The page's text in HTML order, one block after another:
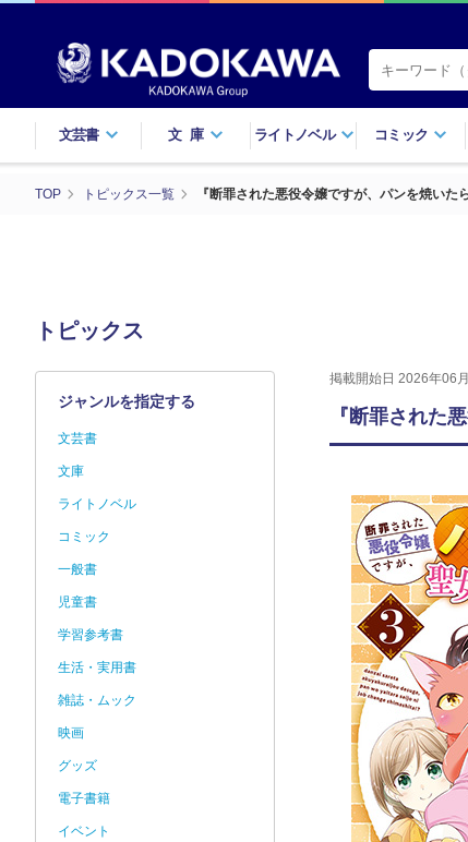
文芸書 文庫 ライトノベル コミック
TOP トピックス一覧 『断罪された悪役令嬢ですが、パンを焼い
トピックス
掲載開始日 2026年06
『断罪された
ジャンルを指定する
文芸書
文庫
ライトノベル
コミック
一般書
児童書
学習参考書
生活・実用書
雑誌・ムック
映画
グッズ
電子書籍
イベント